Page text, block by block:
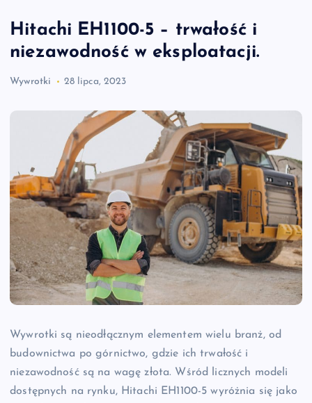
Hitachi EH1100-5 – trwałość i
niezawodność w eksploatacji.
Wywrotki 28 lipca, 2023
Wywrotki są nieodłącznym elementem wielu branż, od
budownictwa po górnictwo, gdzie ich trwałość i
niezawodność są na wagę złota. Wśród licznych modeli
dostępnych na rynku, Hitachi EH1100-5 wyróżnia się jako